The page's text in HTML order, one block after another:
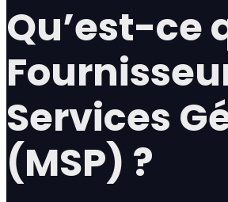
Qu’est-ce
Services
(MSP) ?